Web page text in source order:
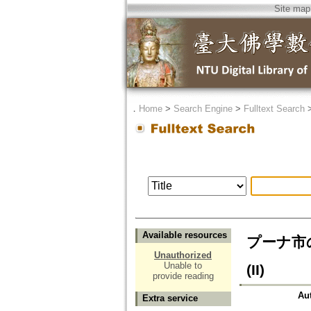
Site map
． Home> Search Engine> Fulltext Search
Available resources
Unauthorized
Unable to
provide reading
Extra service
プーナ
(II)